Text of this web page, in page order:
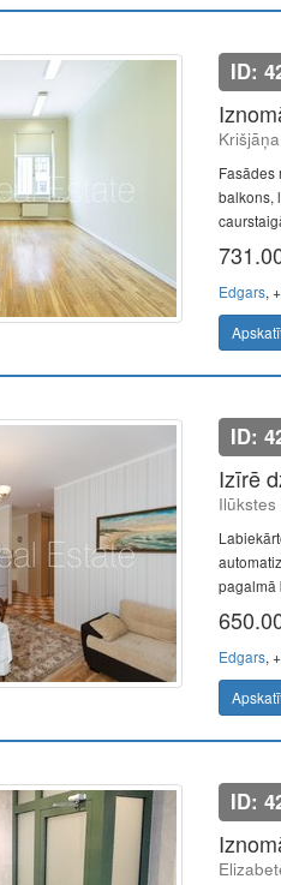
ID:
Fasādes
balkons,
Edgars,
ID:
Izīrē
pagalmā
Edgars,
ID: